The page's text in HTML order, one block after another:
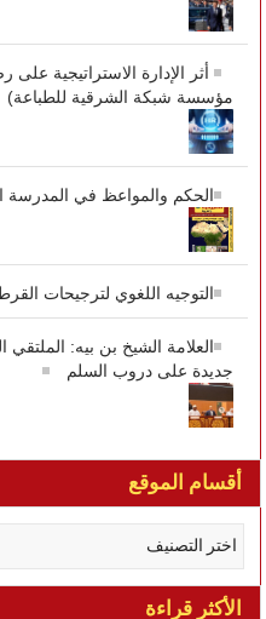
أثر الإدارة الاستراتيجية
مؤسسة شبكة الشرقية للطباعة)
الحكم والمواعظ في المدرسة
التوجيه اللغوي لترجيحات
العلامة الشيخ بن بيه: الملتقي
جديدة على دروب السلم
أقسام الموقع
الأكثر قراءة